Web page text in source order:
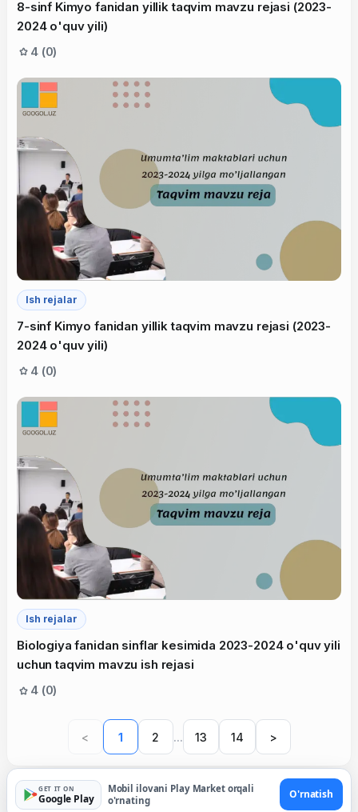
8-sinf Kimyo fanidan yillik taqvim mavzu rejasi (2023-
2024 o'quv yili)
4 (0)
Ish rejalar
7-sinf Kimyo fanidan yillik taqvim mavzu rejasi (2023-
2024 o'quv yili)
4 (0)
Ish rejalar
Biologiya fanidan sinflar kesimida 2023-2024 o'quv yili
uchun taqvim mavzu ish rejasi
4 (0)
< 1 2 ... 13 14 >
GET IT ON
Google Play
Mobil ilovani Play Market orqali
o'rnating
O'rnatish